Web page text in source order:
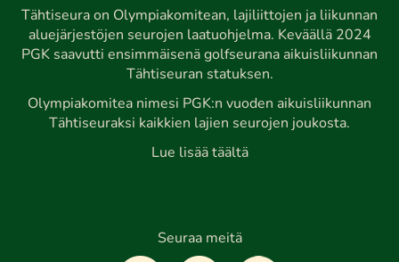
Tähtiseura on Olympiakomitean, lajiliittojen ja liikunnan
aluejärjestöjen seurojen laatuohjelma. Keväällä 2024
PGK saavutti ensimmäisenä golfseurana aikuisliikunnan
Tähtiseuran statuksen.
Olympiakomitea nimesi PGK:n vuoden aikuisliikunnan
Tähtiseuraksi kaikkien lajien seurojen joukosta.
Lue lisää täältä
Seuraa meitä